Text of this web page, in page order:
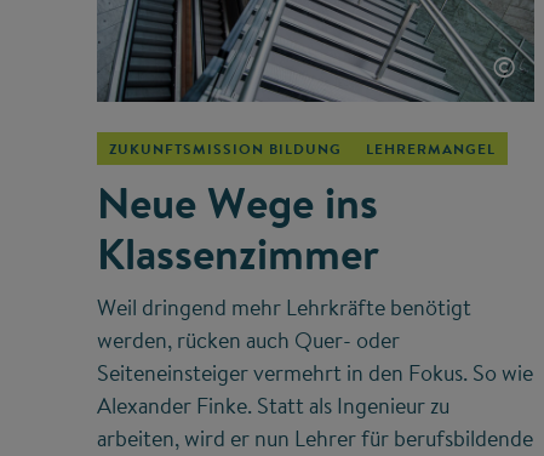
©
ZUKUNFTSMISSION BILDUNG LEHRERMANGEL
Neue Wege ins
Klassenzimmer
Weil dringend mehr Lehrkräfte benötigt
werden, rücken auch Quer- oder
Seiteneinsteiger vermehrt in den Fokus. So wie
Alexander Finke. Statt als Ingenieur zu
arbeiten, wird er nun Lehrer für berufsbildende